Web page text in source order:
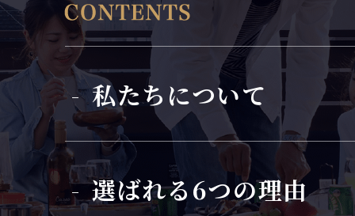
私たちについて
選ばれる6つの理由